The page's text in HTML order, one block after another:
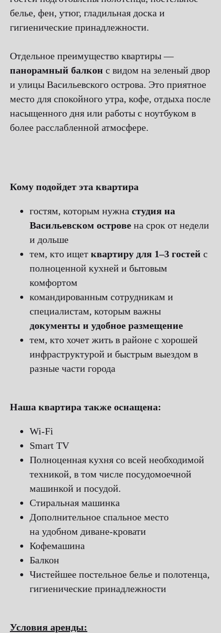
белье, фен, утюг, гладильная доска и
гигиенические принадлежности.
Отдельное преимущество квартиры —
панорамный балкон с видом на зеленый двор
и улицы Васильевского острова. Это приятное
место для спокойного утра, кофе, отдыха после
насыщенного дня или работы с ноутбуком в
более расслабленной атмосфере.
Кому подойдет эта квартира
гостям, которым нужна студия на
Васильевском острове на срок от недели
и дольше
тем, кто ищет квартиру для 1–3 гостей с
полноценной кухней и бытовым
комфортом
командированным сотрудникам и
специалистам, которым важны
документы и удобное размещение
тем, кто хочет жить в районе с хорошей
инфраструктурой и быстрым выездом в
разные части города
Наша квартира также оснащена:
Wi-Fi
Smart TV
Полноценная кухня со всей необходимой
техникой, в том числе посудомоечной
машинкой и посудой.
Стиральная машинка
Дополнительное спальное место
на удобном диване-кровати
Кофемашина
Балкон
Чистейшее постельное белье и полотенца,
гигиенические принадлежности
Условия аренды: